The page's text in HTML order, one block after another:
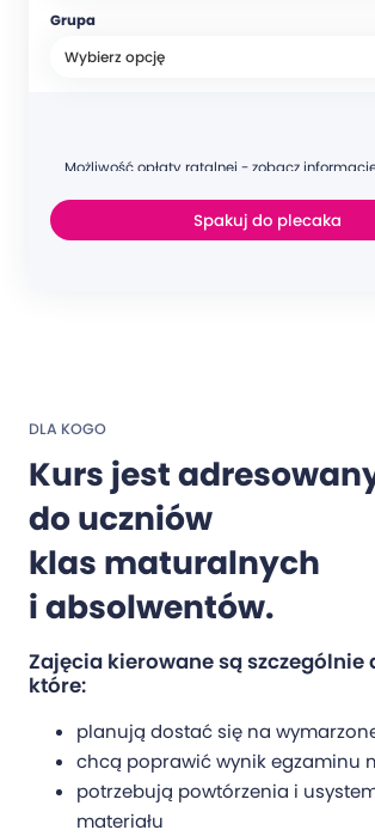
Grupa
Możliwość opłaty ratalnej - zobacz
Spakuj do plecaka
DLA KOGO
Kurs jest
do uczniów
klas maturalnych
i absolwentów.
Zajęcia kierowane są szczególnie
które:
planują dostać się na
chcą poprawić wynik egzaminu
potrzebują powtórzenia i
materiału